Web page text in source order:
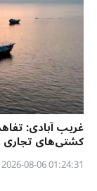
غریب آبادی:
کشتی‌های تجاری
01:24:31 2026-08-06